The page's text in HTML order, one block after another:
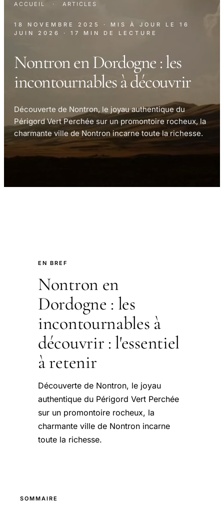
ACCUEIL · ARTICLES
18 NOVEMBRE 2025 · MIS À JOUR LE 16
JUIN 2026
· 17 MIN DE LECTURE
Nontron en Dordogne : les
incontournables à découvrir
Découverte de Nontron, le joyau authentique du
Périgord Vert Perchée sur un promontoire rocheux, la
charmante ville de Nontron incarne toute la richesse.
EN BREF
Nontron en
Dordogne : les
incontournables à
découvrir : l'essentiel
à retenir
Découverte de Nontron, le joyau
authentique du Périgord Vert Perchée
sur un promontoire rocheux, la
charmante ville de Nontron incarne
toute la richesse.
SOMMAIRE